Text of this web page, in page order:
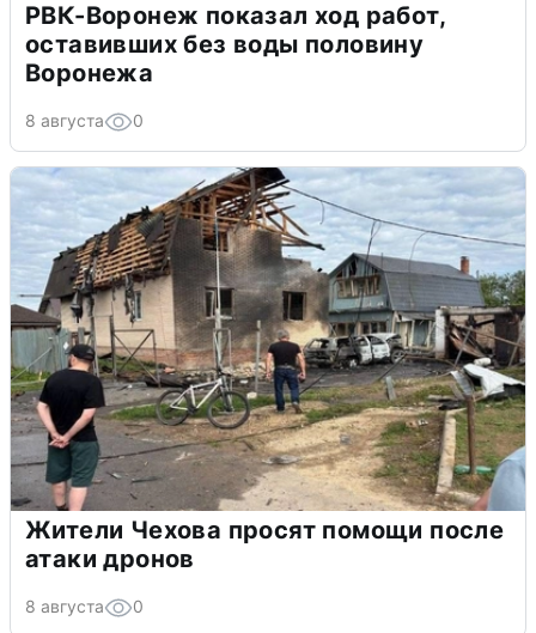
РВК-Воронеж показал ход работ,
оставивших без воды половину
Воронежа
8 августа 0
Жители Чехова просят помощи после
атаки дронов
8 августа 0